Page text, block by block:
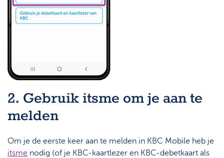
2. Gebruik itsme om je aan te
melden
Om je de eerste keer aan te melden in KBC Mobile heb je
itsme nodig (of je KBC-kaartlezer en KBC-debetkaart als